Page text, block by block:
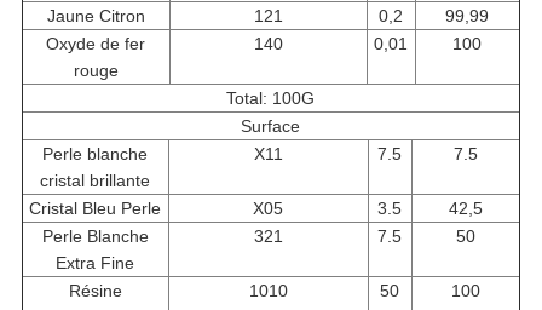
Jaune Citron 121 0,2
99,99
Oxyde de fer
rouge
140 0,01 100
Total: 100G
Surface
Perle blanche
cristal brillante
X11 7.5 7.5
Cristal Bleu Perle X05 3.5
42,5
Perle Blanche
Extra Fine
321 7.5 50
Résine
1010 50 100